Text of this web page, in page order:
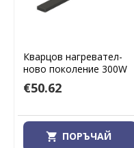
Кварцов нагревател-
ново поколение 300W
€50.62
ПОРЪЧАЙ